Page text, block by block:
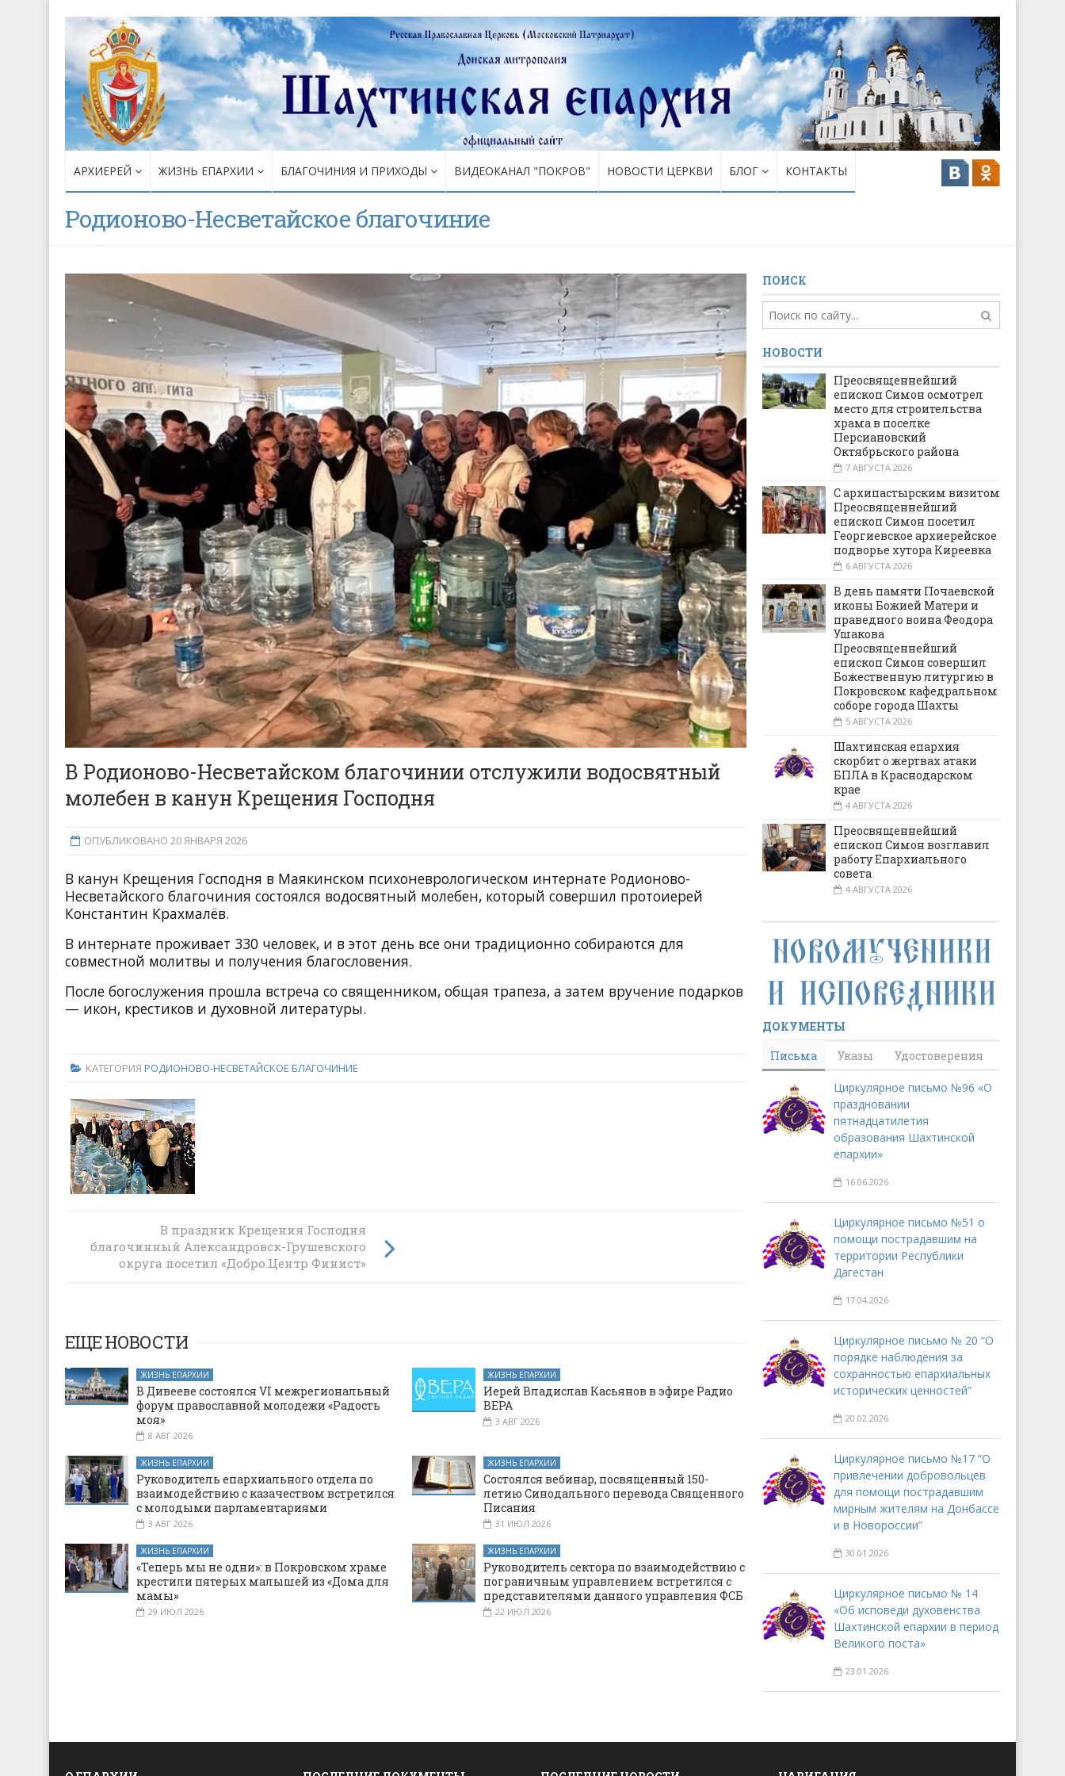
АРХИЕРЕЙ ЖИЗНЬ ЕПАРХИИ БЛАГОЧИНИЯ И ПРИХОДЫ ВИДЕОКАНАЛ "ПОКРОВ" НОВОСТИ ЦЕРКВИ БЛОГ КОНТАКТЫ
Родионово-Несветайское благочиние
В Родионово-Несветайском благочинии отслужили водосвятный
молебен в канун Крещения Господня
ОПУБЛИКОВАНО 20 ЯНВАРЯ 2026
В канун Крещения Господня в Маякинском психоневрологическом интернате Родионово-
Несветайского благочиния состоялся водосвятный молебен, который совершил протоиерей
Константин Крахмалёв.
В интернате проживает 330 человек, и в этот день все они традиционно собираются для
совместной молитвы и получения благословения.
После богослужения прошла встреча со священником, общая трапеза, а затем вручение подарков
— икон, крестиков и духовной литературы.
КАТЕГОРИЯ РОДИОНОВО-НЕСВЕТАЙСКОЕ БЛАГОЧИНИЕ
В войсках национальной гвардии освятили
крещенскую воду
В праздник Крещения Господня
благочинный Александровск-Грушевского
округа посетил «Добро.Центр Финист»
ЕЩЕ НОВОСТИ
ЖИЗНЬ ЕПАРХИИ
В Дивееве состоялся VI межрегиональный
форум православной молодежи «Радость
моя»
8 АВГ 2026
ЖИЗНЬ ЕПАРХИИ
Иерей Владислав Касьянов в эфире Радио
ВЕРА
3 АВГ 2026
ЖИЗНЬ ЕПАРХИИ
Руководитель епархиального отдела по
взаимодействию с казачеством встретился
с молодыми парламентариями
3 АВГ 2026
ЖИЗНЬ ЕПАРХИИ
Состоялся вебинар, посвященный 150-
летию Синодального перевода Священного
Писания
31 ИЮЛ 2026
ЖИЗНЬ ЕПАРХИИ
«Теперь мы не одни»: в Покровском храме
крестили пятерых малышей из «Дома для
мамы»
29 ИЮЛ 2026
ЖИЗНЬ ЕПАРХИИ
Руководитель сектора по взаимодействию с
пограничным управлением встретился с
представителями данного управления ФСБ
22 ИЮЛ 2026
ПОИСК
НОВОСТИ
Преосвященнейший
епископ Симон осмотрел
место для строительства
храма в поселке
Персиановский
Октябрьского района
7 АВГУСТА 2026
С архипастырским визитом
Преосвященнейший
епископ Симон посетил
Георгиевское архиерейское
подворье хутора Киреевка
6 АВГУСТА 2026
В день памяти Почаевской
иконы Божией Матери и
праведного воина Феодора
Ушакова
Преосвященнейший
епископ Симон совершил
Божественную литургию в
Покровском кафедральном
соборе города Шахты
5 АВГУСТА 2026
Шахтинская епархия
скорбит о жертвах атаки
БПЛА в Краснодарском
крае
4 АВГУСТА 2026
Преосвященнейший
епископ Симон возглавил
работу Епархиального
совета
4 АВГУСТА 2026
ДОКУМЕНТЫ
Письма
Указы Удостоверения
Циркулярное письмо №96 «О
праздновании
пятнадцатилетия
образования Шахтинской
епархии»
16.06.2026
Циркулярное письмо №51 о
помощи пострадавшим на
территории Республики
Дагестан
17.04.2026
Циркулярное письмо № 20 “О
порядке наблюдения за
сохранностью епархиальных
исторических ценностей”
20.02.2026
Циркулярное письмо №17 “О
привлечении добровольцев
для помощи пострадавшим
мирным жителям на Донбассе
и в Новороссии”
30.01.2026
Циркулярное письмо № 14
«Об исповеди духовенства
Шахтинской епархии в период
Великого поста»
23.01.2026